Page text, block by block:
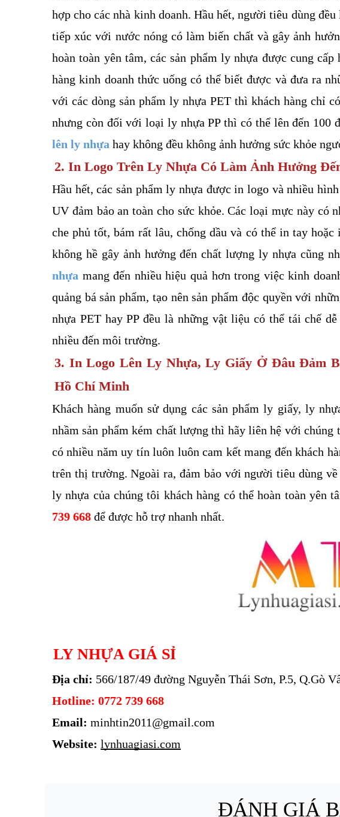
hợp cho các nhà kinh doanh. Hầu hết, người tiêu dùng
tiếp xúc với nước nóng có làm biến chất và gây ảnh
hoàn toàn yên tâm, các sản phẩm ly nhựa được cung
hàng kinh doanh thức uống có thể biết được và đưa ra
với các dòng sản phẩm ly nhựa PET thì khách hàng chỉ
nhưng còn đối với loại ly nhựa PP thì có thể lên đến 100
lên ly nhựa hay không đều không ảnh hưởng sức khỏe
2. In Logo Trên Ly Nhựa Có Làm Ảnh Hưởng
Hầu hết, các sản phẩm ly nhựa được in logo và nhiều
UV đảm bảo an toàn cho sức khỏe. Các loại mực này có
che phủ tốt, bám rất lâu, chống dầu và có thể in tay
không hề gây ảnh hưởng đến chất lượng ly nhựa cũng
nhựa mang đến nhiều hiệu quả hơn trong việc kinh
quảng bá sản phẩm, tạo nên sản phẩm độc quyền với
nhựa PET hay PP đều là những vật liệu có thể tái chế
nhiều đến môi trường.
3. In Logo Lên Ly Nhựa, Ly Giấy Ở Đâu Đảm
Hồ Chí Minh
Khách hàng muốn sử dụng các sản phẩm ly giấy, ly
nhầm sản phẩm kém chất lượng thì hãy liên hệ với chúng
có nhiều năm uy tín luôn luôn cam kết mang đến khách
trên thị trường. Ngoài ra, đảm bảo với người tiêu dùng về
ly nhựa của chúng tôi khách hàng có thể hoàn toàn yên
739 668 để được hỗ trợ nhanh nhất.
LY NHỰA GIÁ SỈ
Địa chỉ: 566/187/49 đường Nguyễn Thái Sơn, P.5, Q.Gò
Hotline: 0772 739 668
Email: minhtin2011@gmail.com
Website: lynhuagiasi.com
ĐÁNH GIÁ